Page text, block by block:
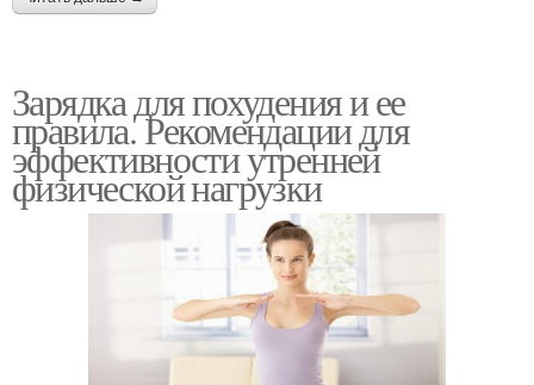
Зарядка для похудения и ее
правила. Рекомендации для
эффективности утренней
физической нагрузки